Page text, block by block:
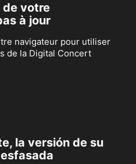
de votre
à jour
navigateur pour utiliser
de la Digital Concert
la versión de su